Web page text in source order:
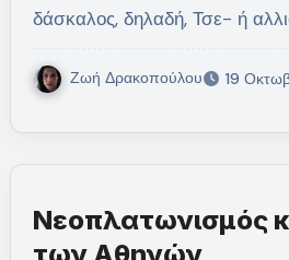
δάσκαλος, δηλαδή, Τσε- ή
Ζωή Δρακοπούλου 19
Νεοπλατωνισμός